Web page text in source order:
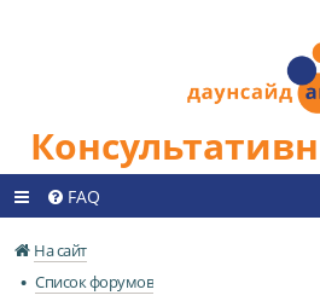
FAQ
На сайт
Список форумов